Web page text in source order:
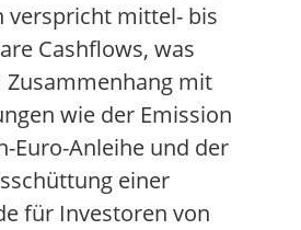
verspricht mittel- bis
Cashflows, was
mit
wie der Emission
Euro-Anleihe und der
einer
für Investoren von